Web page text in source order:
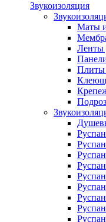
Звукоизоляция
Маты
Ленты
Плиты